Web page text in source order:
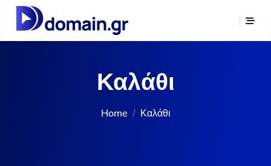
Καλάθι
Home Καλάθι